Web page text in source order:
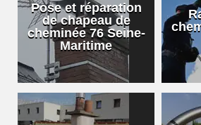
Pose et réparation
de chapeau de
cheminée 76 Seine-
Maritime